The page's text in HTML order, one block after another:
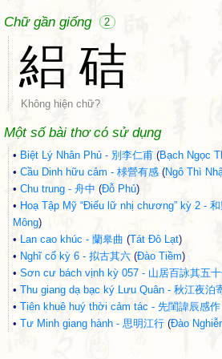
Chữ gần giống 2
絽 硈
Không hiện chữ?
Một số bài thơ có sử dụng
• Biệt Lý Nhân Phủ - 別李仁甫 (Bạch Ngọc
• Cầu Dinh hữu cảm - 梂營有感 (Ngô Thì
• Chu trung - 舟中 (Đỗ Phủ)
• Hoạ Tập Mỹ “Điếu lữ nhị chương” kỳ 2 -
Mông)
• Lan cao khúc - 蘭皋曲 (Tát Đô Lạt)
• Nghĩ cổ kỳ 6 - 拟古其六 (Đào Tiềm)
• Sơn cư bách vịnh kỳ 057 - 山居百詠其五
• Thu giang dạ bạc ký Lưu Quân - 秋江夜泊
• Tiên khuê huý thời cảm tác - 先閨諱辰感作
• Tư Minh giang hành - 思明江行 (Đào